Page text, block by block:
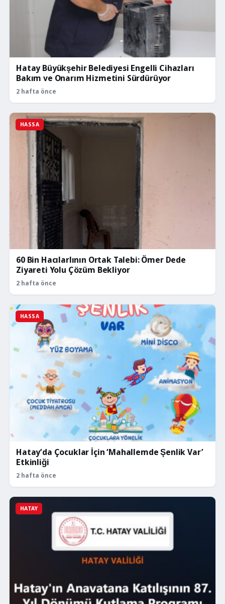
Hatay Büyükşehir Belediyesi Engelli Cihazları
Bakım ve Onarım Hizmetini Sürdürüyor
2 hafta önce
HASSA
60 Bin Hacılarlının Ortak Talebi: Ömer Dede
Ziyareti Yolu Çözüm Bekliyor
2 hafta önce
HASSA
Hatay’da Çocuklar İçin ‘Mahallemde Şenlik Var’
Etkinliği
2 hafta önce
HATAY